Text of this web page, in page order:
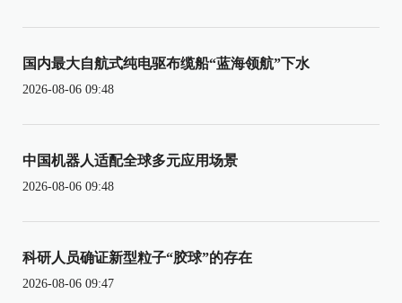
国内最大自航式纯电驱布缆船“蓝海领航”下水
2026-08-06 09:48
中国机器人适配全球多元应用场景
2026-08-06 09:48
科研人员确证新型粒子“胶球”的存在
2026-08-06 09:47